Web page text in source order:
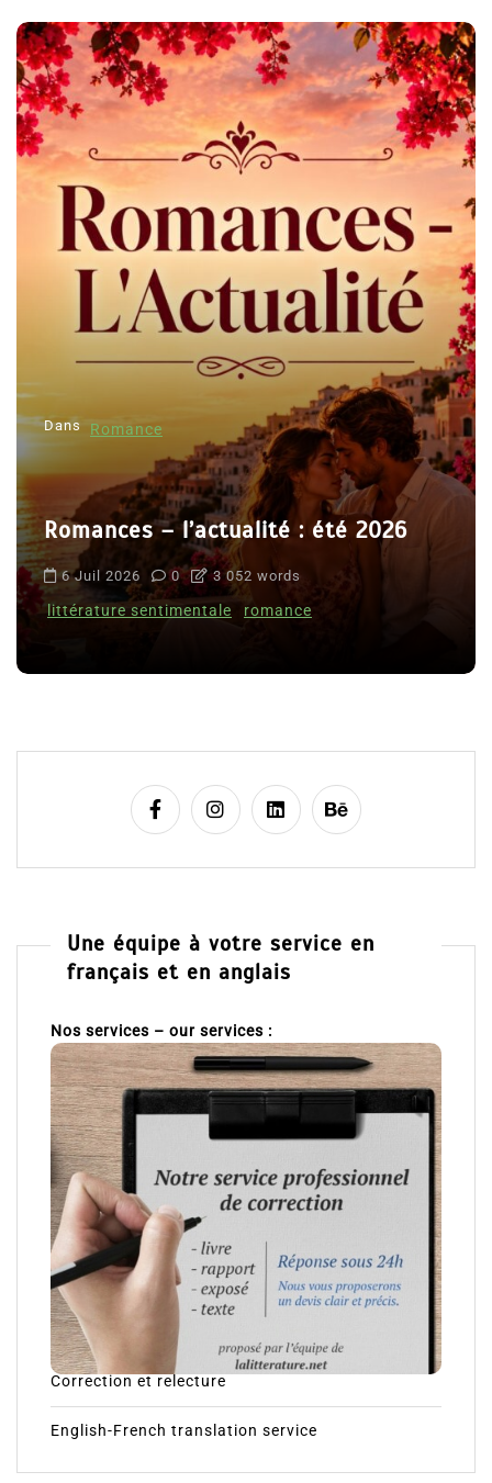
Dans Romance
Romances – l’actualité : été 2026
6 Juil 2026 0 3 052 words
littérature sentimentale romance
Une équipe à votre service en
français et en anglais
Nos services – our services :
Correction et relecture
English-French translation service